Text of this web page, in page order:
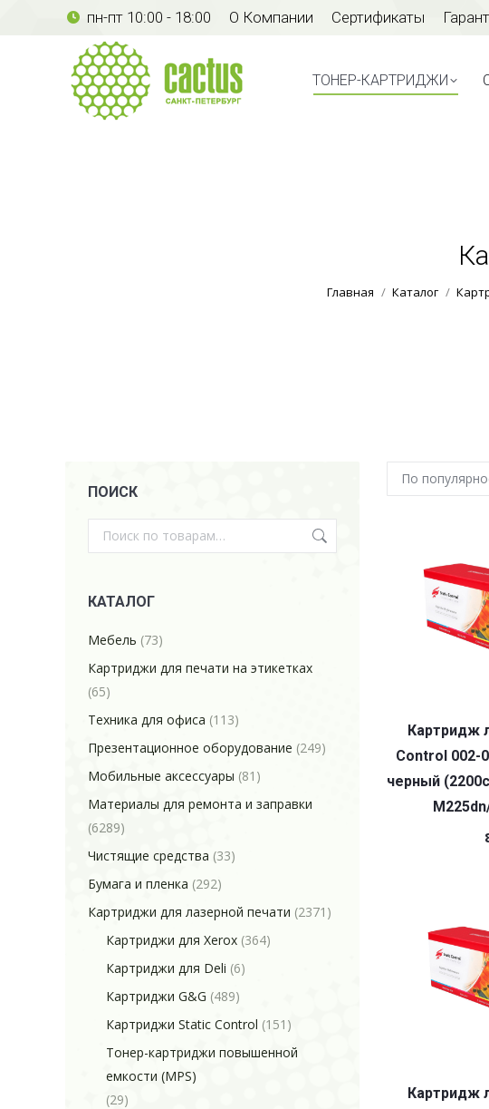
пн-пт 10:00 - 18:00 О Компании Сертификаты
ТОНЕР-КАРТРИДЖИ
Главная Каталог
Картридж
Control 002-
черный
Картридж
ПОИСК
КАТАЛОГ
Мебель (73)
Картриджи для печати на этикетках
(65)
Техника для офиса (113)
Презентационное оборудование (249)
Мобильные аксессуары (81)
Материалы для ремонта и заправки
(6289)
Чистящие средства (33)
Бумага и пленка (292)
Картриджи для лазерной печати (2371)
Картриджи для Xerox (364)
Картриджи для Deli (6)
Картриджи G&G (489)
Картриджи Static Control (151)
Тонер-картриджи повышенной
емкости (MPS)
(29)